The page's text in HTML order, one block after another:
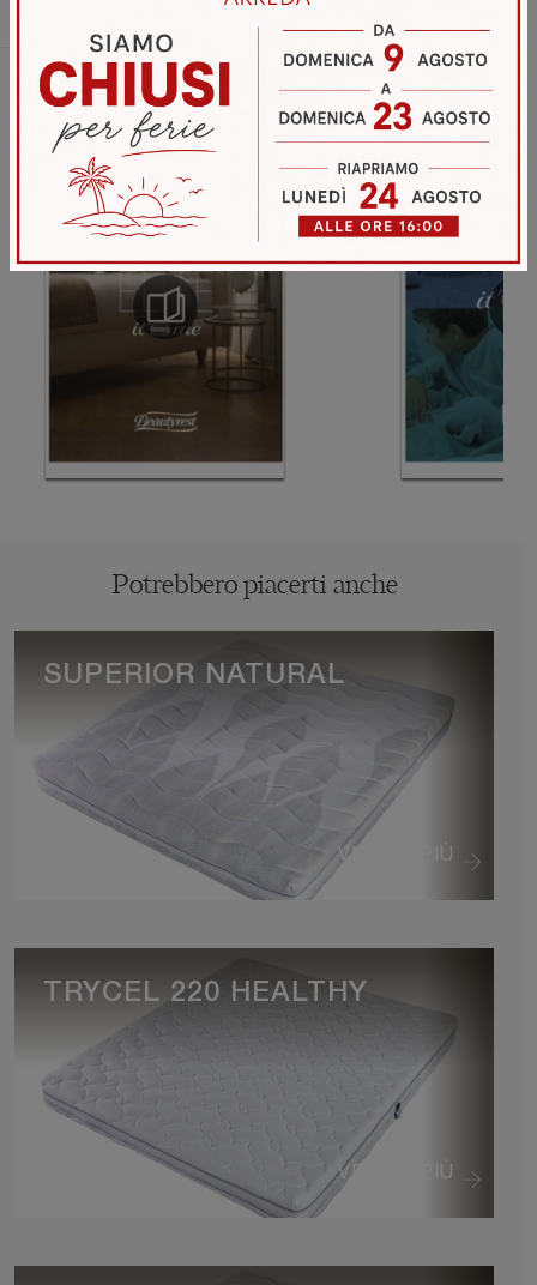
Sfoglia i cataloghi
Potrebbero piacerti anche
VEDI DI PIÙ
SUPERIOR NATURAL
VEDI DI PIÙ
TRYCEL 220 HEALTHY